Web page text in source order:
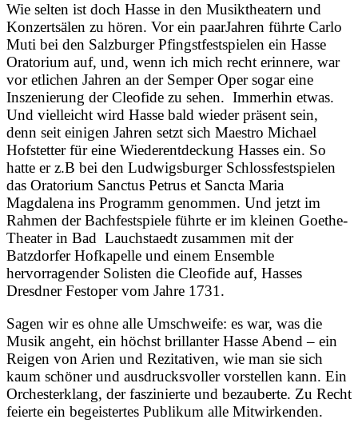
Wie selten ist doch Hasse in den Musiktheatern und
Konzertsälen zu hören. Vor ein paarJahren führte Carlo
Muti bei den Salzburger Pfingstfestspielen ein Hasse
Oratorium auf, und, wenn ich mich recht erinnere, war
vor etlichen Jahren an der Semper Oper sogar eine
Inszenierung der Cleofide zu sehen. Immerhin etwas.
Und vielleicht wird Hasse bald wieder präsent sein,
denn seit einigen Jahren setzt sich Maestro Michael
Hofstetter für eine Wiederentdeckung Hasses ein. So
hatte er z.B bei den Ludwigsburger Schlossfestspielen
das Oratorium Sanctus Petrus et Sancta Maria
Magdalena ins Programm genommen. Und jetzt im
Rahmen der Bachfestspiele führte er im kleinen Goethe-
Theater in Bad Lauchstaedt zusammen mit der
Batzdorfer Hofkapelle und einem Ensemble
hervorragender Solisten die Cleofide auf, Hasses
Dresdner Festoper vom Jahre 1731.
Sagen wir es ohne alle Umschweife: es war, was die
Musik angeht, ein höchst brillanter Hasse Abend – ein
Reigen von Arien und Rezitativen, wie man sie sich
kaum schöner und ausdrucksvoller vorstellen kann. Ein
Orchesterklang, der faszinierte und bezauberte. Zu Recht
feierte ein begeistertes Publikum alle Mitwirkenden.